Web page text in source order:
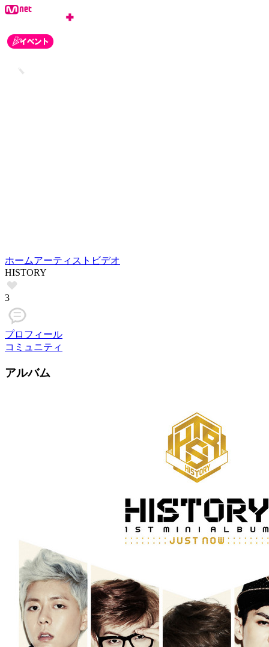
ホームアーティスト ビデオ
HISTORY
3
プロフィール
コミュニティ
アルバム